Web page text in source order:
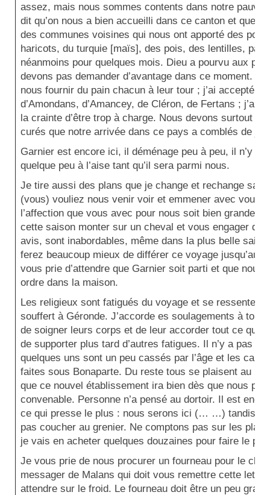
assez, mais nous sommes contents dans notre
dit qu’on nous a bien accueilli dans ce canton et que
des communes voisines qui nous ont apporté des
haricots, du turquie [maïs], des pois, des lentilles, pas
néanmoins pour quelques mois. Dieu a pourvu aux
devons pas demander d’avantage dans ce moment.
nous fournir du pain chacun à leur tour ; j’ai accepté
d’Amondans, d’Amancey, de Cléron, de Fertans ; j’ai
la crainte d’être trop à charge. Nous devons surtout
curés que notre arrivée dans ce pays a comblés de
Garnier est encore ici, il déménage peu à peu, il n’y a
quelque peu à l’aise tant qu’il sera parmi nous.
Je tire aussi des plans que je change et rechange
(vous) vouliez nous venir voir et emmener avec vous
l’affection que vous avec pour nous soit bien grande
cette saison monter sur un cheval et vous engager
avis, sont inabordables, même dans la plus belle
ferez beaucoup mieux de différer ce voyage jusqu’au
vous prie d’attendre que Garnier soit parti et que nous
ordre dans la maison.
Les religieux sont fatigués du voyage et se ressentent
souffert à Géronde. J’accorde es soulagements à tout
de soigner leurs corps et de leur accorder tout ce qu’il
de supporter plus tard d’autres fatigues. Il n’y a pas
quelques uns sont un peu cassés par l’âge et les
faites sous Bonaparte. Du reste tous se plaisent au
que ce nouvel établissement ira bien dès que nous
convenable. Personne n’a pensé au dortoir. Il est
ce qui presse le plus : nous serons ici (… …) tandis
pas coucher au grenier. Ne comptons pas sur les
je vais en acheter quelques douzaines pour faire le
Je vous prie de nous procurer un fourneau pour le
messager de Malans qui doit vous remettre cette
attendre sur le froid. Le fourneau doit être un peu